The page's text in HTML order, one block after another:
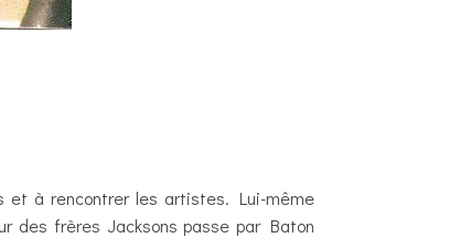
et à rencontrer les artistes. Lui-même
des frères Jacksons passe par Baton